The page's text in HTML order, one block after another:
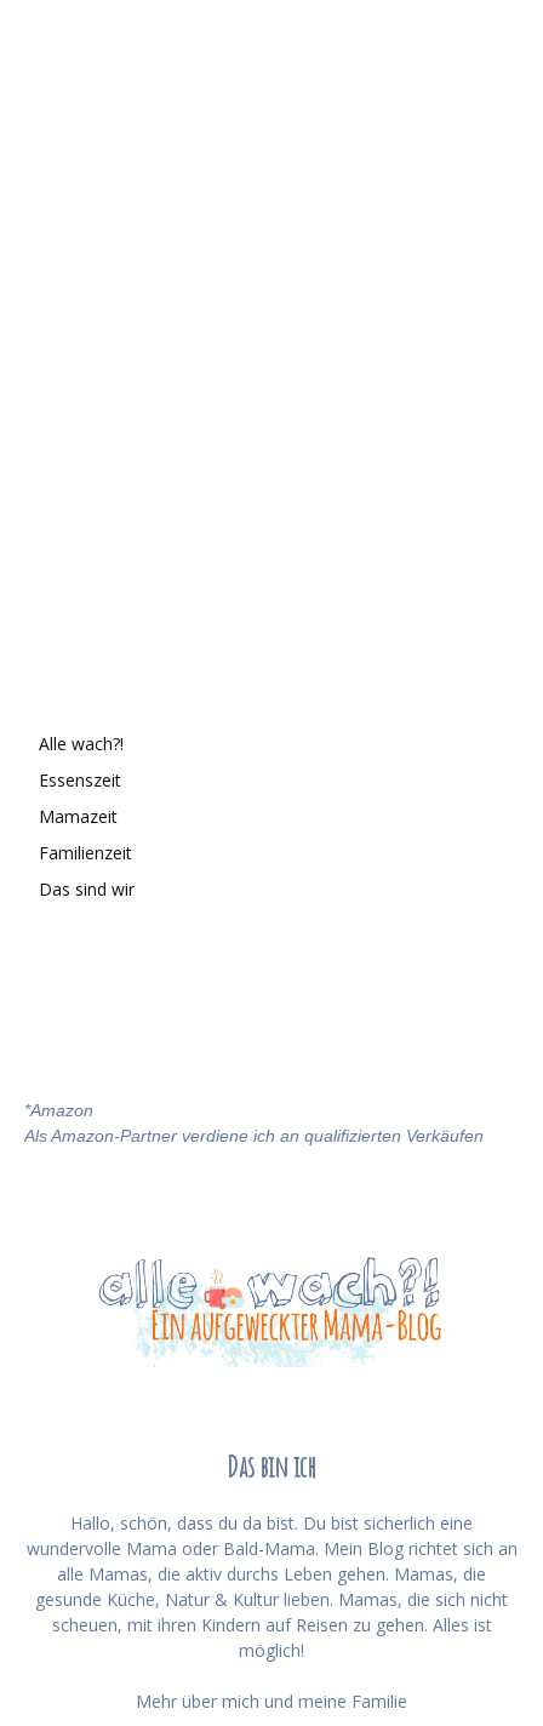
Alle wach?!
Essenszeit
Mamazeit
Familienzeit
Das sind wir
*Amazon
Als Amazon-Partner verdiene ich an qualifizierten Verkäufen
Das bin ich
Hallo, schön, dass du da bist. Du bist sicherlich eine
wundervolle Mama oder Bald-Mama. Mein Blog richtet sich an
alle Mamas, die aktiv durchs Leben gehen. Mamas, die
gesunde Küche, Natur & Kultur lieben. Mamas, die sich nicht
scheuen, mit ihren Kindern auf Reisen zu gehen. Alles ist
möglich!
Mehr über mich und meine Familie